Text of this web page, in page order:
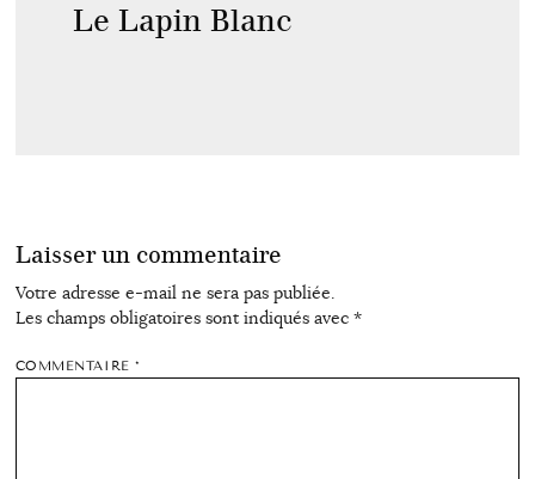
Le Lapin Blanc
Laisser un commentaire
Votre adresse e-mail ne sera pas publiée.
Les champs obligatoires sont indiqués avec *
COMMENTAIRE*